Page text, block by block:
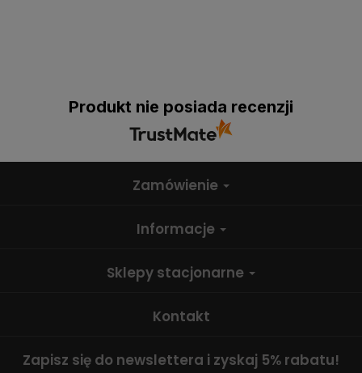
Produkt nie posiada recenzji
Zamówienie
Informacje
Sklepy stacjonarne
Kontakt
Zapisz się do newslettera i zyskaj 5% rabatu!